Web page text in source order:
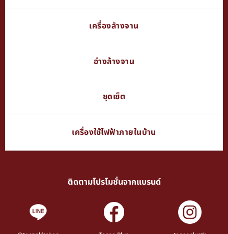
เครื่องล้างจาน
อ่างล้างจาน
ชุดเซ็ต
เครื่องใช้ไฟฟ้าภายในบ้าน
ติดตามโปรโมชั่นจากแบรนด์